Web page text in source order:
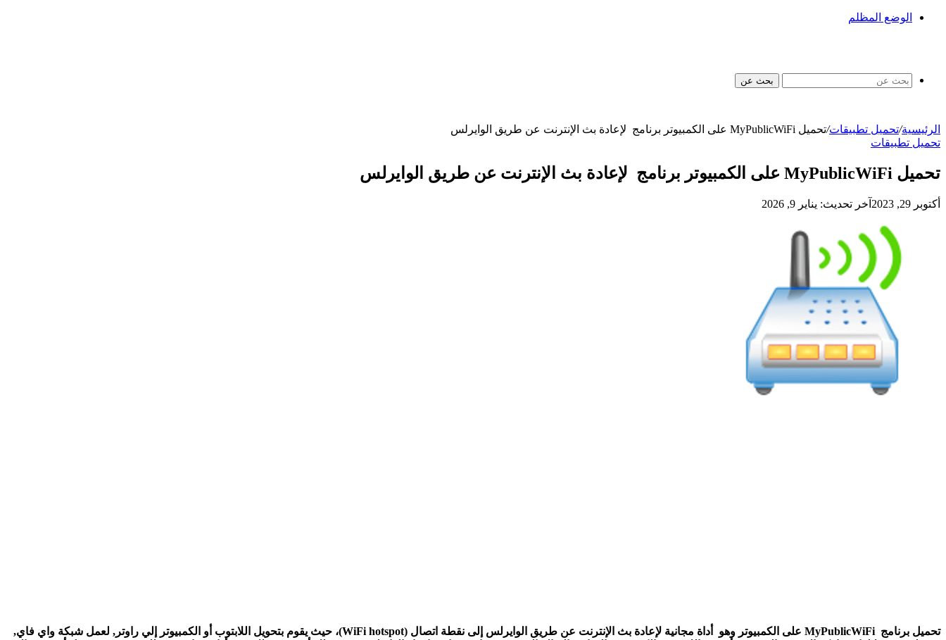
الوضع المظلم
بحث عن
الرئيسية/تحميل تطبيقات/تحميل MyPublicWiFi على الكمبيوتر برنامج لإعادة بث الإنترنت عن طريق الوايرلس
تحميل تطبيقات
تحميل MyPublicWiFi على الكمبيوتر برنامج لإعادة بث الإنترنت عن طريق الوايرلس
أكتوبر 29, 2023 آخر تحديث: يناير 9, 2026
تحميل برنامج MyPublicWiFi على الكمبيوتر وهو أداة مجانية لإعادة بث الإنترنت عن طريق الوايرلس إلى نقطة اتصال (WiFi hotspot)، حيث يقوم بتحويل اللابتوب أو الكمبيوتر إلي راوتر, لعمل شبكة واي فاي,